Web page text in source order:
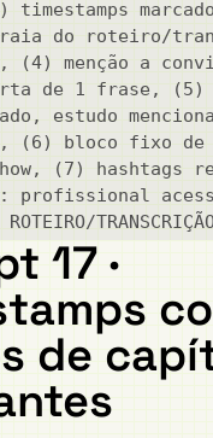
do roteiro/
(4) menção a
de 1 frase,
estudo
(6) bloco fixo de
(7) hashtags
profissional
17 ·
de